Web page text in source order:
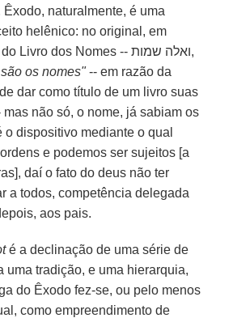
naturalmente, é uma
helênico: no original, em
hebraico, falamos do Livro dos Nomes -- ואלה שמות,
os nomes"-- em razão da
dar como título de um livro suas
não só, o nome, já sabiam os
o dispositivo mediante o qual
e podemos ser sujeitos [a
daí o fato do deus não ter
a todos, competência delegada
aos pais.
é a declinação de uma série de
uma tradição, e uma hierarquia,
do Êxodo fez-se, ou pelo menos
como empreendimento de